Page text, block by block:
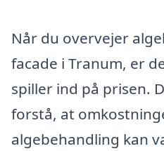
Når du overvejer
facade i Tranum, er
spiller ind på prisen.
forstå, at
algebehandling kan